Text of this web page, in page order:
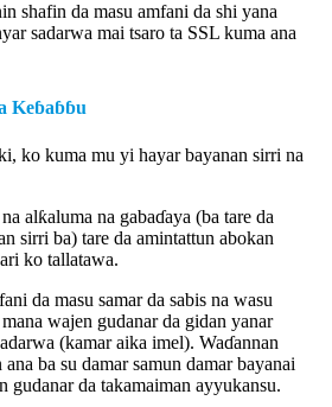
shafin da masu amfani da shi yana
sadarwa mai tsaro ta SSL kuma ana
Keɓaɓɓu
ko kuma mu yi hayar bayanan sirri na
alƙaluma na gabaɗaya (ba tare da
sirri ba) tare da amintattun abokan
ko tallatawa.
da masu samar da sabis na wasu
wajen gudanar da gidan yanar
(kamar aika imel). Waɗannan
ba su damar samun damar bayanai
gudanar da takamaiman ayyukansu.